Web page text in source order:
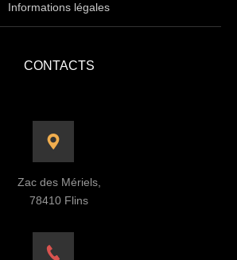
Informations légales
CONTACTS
Zac des Mériels,
78410 Flins